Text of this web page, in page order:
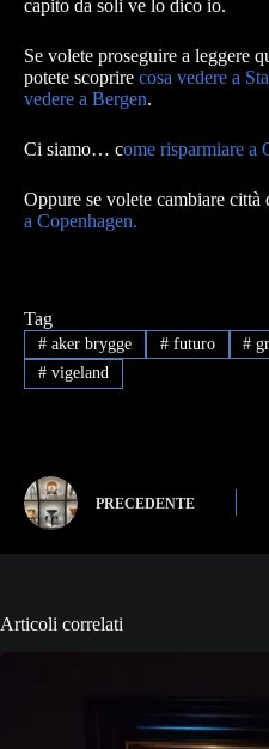
capito da soli ve lo dico io.
Se volete proseguire a leggere
potete scoprire cosa vedere a
vedere a Bergen.
Ci siamo… come risparmiare a
Oppure se volete cambiare città
a Copenhagen.
Tag
#aker brygge #futuro #
#vigeland
PRECEDENTE
Articoli correlati